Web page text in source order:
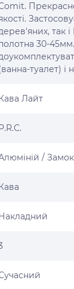
30-
туалет) і
Лайт
/ Замок